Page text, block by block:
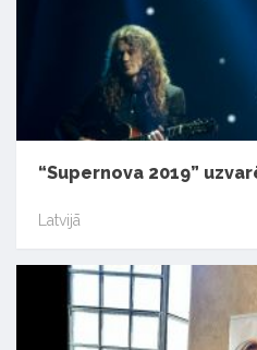
“Supernova 2019”
Latvijā